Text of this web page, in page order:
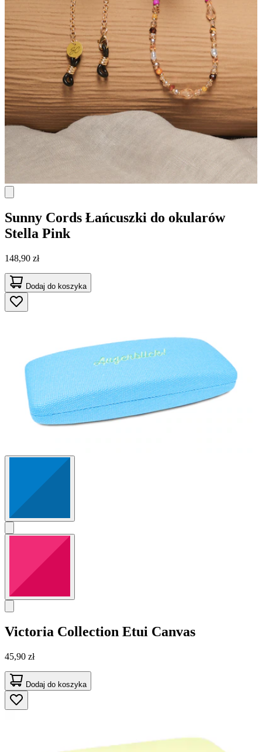
Sunny Cords Łańcuszki do okularów
Stella Pink
148,90 zł
Dodaj do koszyka
Victoria Collection Etui Canvas
45,90 zł
Dodaj do koszyka